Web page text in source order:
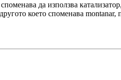
да използва
което споменава montanar,